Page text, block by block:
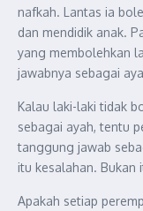
nafkah. Lantas ia
dan mendidik anak.
yang membolehkan
jawabnya sebagai
Kalau laki-laki tidak
sebagai ayah, tentu
tanggung jawab
itu kesalahan. Bukan
Apakah setiap